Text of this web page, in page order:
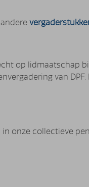
op lidmaatschap
van DPF.
onze collectieve